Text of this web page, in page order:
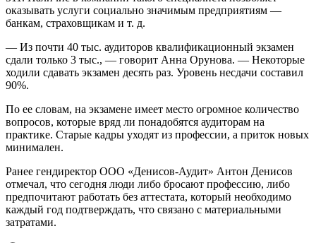
оказывать услуги социально значимым предприятиям —
банкам, страховщикам и т. д.
— Из почти 40 тыс. аудиторов квалификационный экзамен
сдали только 3 тыс., — говорит Анна Орунова. — Некоторые
ходили сдавать экзамен десять раз. Уровень несдачи составил
90%.
По ее словам, на экзамене имеет место огромное количество
вопросов, которые вряд ли понадобятся аудиторам на
практике. Старые кадры уходят из профессии, а приток новых
минимален.
Ранее гендиректор ООО «Денисов-Аудит» Антон Денисов
отмечал, что сегодня люди либо бросают профессию, либо
предпочитают работать без аттестата, который необходимо
каждый год подтверждать, что связано с материальными
затратами.